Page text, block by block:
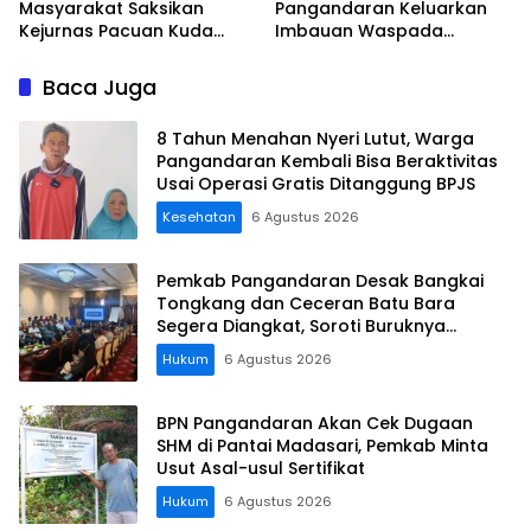
Masyarakat Saksikan
Kejurnas Pacuan Kuda
Legokjawa
Pangandaran Keluarkan
Imbauan Waspada
Baca Juga
8 Tahun Menahan Nyeri Lutut, Warga
Pangandaran Kembali Bisa Beraktivitas
Usai Operasi Gratis Ditanggung BPJS
Kesehatan 6 Agustus 2026
Pemkab Pangandaran Desak Bangkai
Tongkang dan Ceceran Batu Bara
Segera Diangkat, Soroti Buruknya
Koordinasi Perusahaan
Hukum 6 Agustus 2026
BPN Pangandaran Akan Cek Dugaan
SHM di Pantai Madasari, Pemkab Minta
Usut Asal-usul Sertifikat
Hukum 6 Agustus 2026